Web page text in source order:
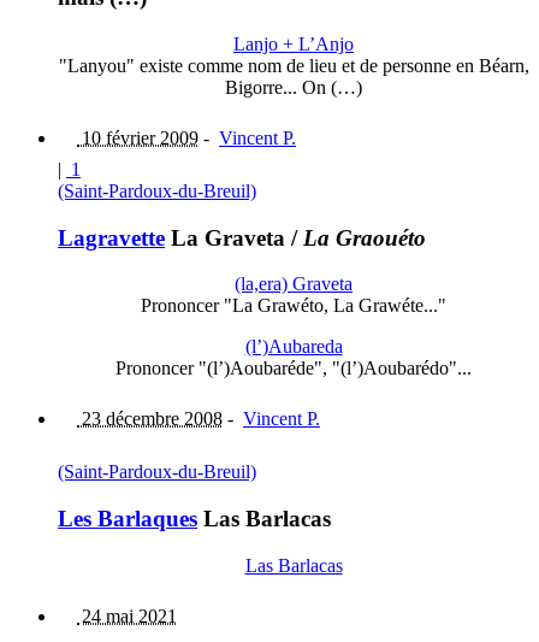
Lanjo + L’Anjo
"Lanyou" existe comme nom de lieu et de personne en Béarn,
Bigorre... On (…)
10 février 2009 - Vincent P.
| 1
(Saint-Pardoux-du-Breuil)
Lagravette La Graveta / La Graouéto
(la,era) Graveta
Prononcer "La Grawéto, La Grawéte..."
(l’)Aubareda
Prononcer "(l’)Aoubaréde", "(l’)Aoubarédo"...
23 décembre 2008 - Vincent P.
(Saint-Pardoux-du-Breuil)
Les Barlaques Las Barlacas
Las Barlacas
24 mai 2021